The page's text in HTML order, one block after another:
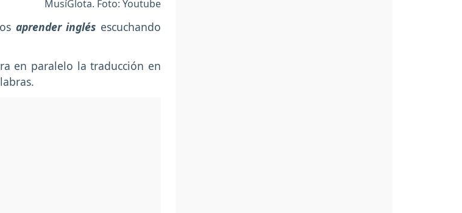
MusíGlota. Foto: Youtube
aprender inglés escuchando
en paralelo la traducción en